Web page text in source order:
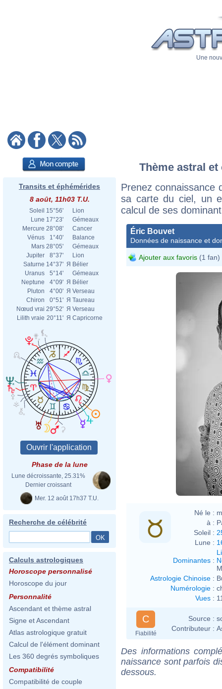
Une
Transits et éphémérides
8 août, 11h03 T.U.
Soleil 15°56'
Lion
Lune 17°23'
Gémeaux
Mercure 28°08'
Cancer
Vénus
1°40'
Balance
Mars 28°05'
Gémeaux
Jupiter
8°37'
Lion
Saturne 14°37' Я Bélier
Uranus
5°14'
Gémeaux
Neptune
4°09' Я Bélier
Pluton
4°00' Я Verseau
Chiron
0°51' Я Taureau
Nœud vrai 29°52' Я Verseau
Lilith vraie 20°11' Я Capricorne
Phase de la lune
Lune décroissante, 25.31%
Dernier croissant
Mer. 12 août 17h37 T.U.
Recherche de célébrité
Calculs astrologiques
Horoscope personnalisé
Horoscope du jour
Personnalité
Ascendant et thème astral
Signe et Ascendant
Atlas astrologique gratuit
Calcul de l'élément dominant
Les 360 degrés symboliques
Compatibilité
Compatibilité de couple
Thème astral
Prenez connaissance
sa carte du ciel, un
calcul de ses
Éric Bouvet
Données de naissance et
Ajouter aux favoris (1 fan)
Né le :
à :
Soleil :
Lune :
Dominantes :
Astrologie Chinoise :
Numérologie :
Vues :
C
Fiabilité
Source :
Contributeur :
Des informations
naissance sont parfois
dessous.